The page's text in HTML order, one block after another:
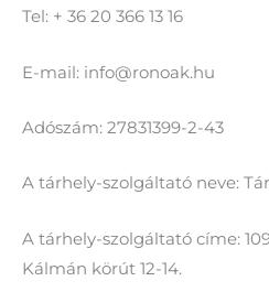
Tel: + 36 20 366 13 16
E-mail: info@ronoak.hu
Adószám: 27831399-2-43
A tárhely-szolgáltató neve:
A tárhely-szolgáltató címe:
Kálmán körút 12-14.